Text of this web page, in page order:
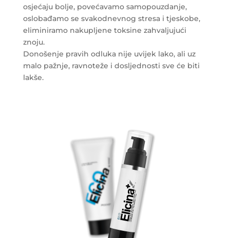
osjećaju bolje, povećavamo samopouzdanje,
oslobađamo se svakodnevnog stresa i tjeskobe,
eliminiramo nakupljene toksine zahvaljujući
znoju.
Donošenje pravih odluka nije uvijek lako, ali uz
malo pažnje, ravnoteže i dosljednosti sve će biti
lakše.